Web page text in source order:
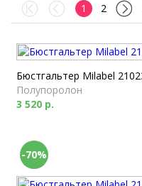
1 2
Бюстгальтер Milabel
Полупоролон
3 520 р.
-70%